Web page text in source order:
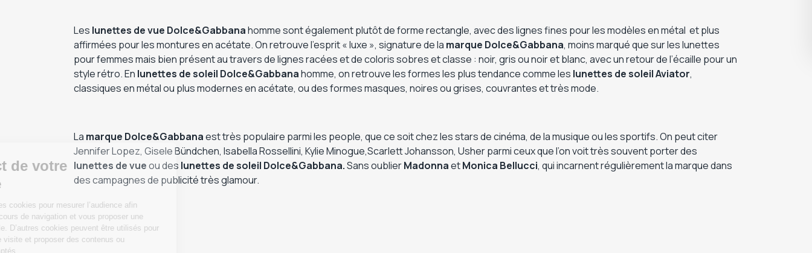
Les lunettes de vue Dolce&Gabbanahomme sont également plutôt de forme rectangle, avec des lignes fines pour les modèles en métal et plus
affirmées pour les montures en acétate. On retrouve l’esprit « luxe », signature de la marque Dolce&Gabbana, moins marqué que sur les lunettes
pour femmes mais bien présent au travers de lignes racées et de coloris sobres et classe : noir, gris ou noir et blanc, avec un retour de l’écaille pour un
style rétro. En lunettes de soleil Dolce&Gabbanahomme, on retrouve les formes les plus tendance comme les lunettes de soleil Aviator,
classiques en métal ou plus modernes en acétate, ou des formes masques, noires ou grises, couvrantes et très mode.
La marque Dolce&Gabbanaest très populaire parmi les people, que ce soit chez les stars de cinéma, de la musique ou les sportifs. On peut citer
Jennifer Lopez, Gisele Bündchen, Isabella Rossellini, Kylie Minogue,Scarlett Johansson, Usher parmi ceux que l’on voit très souvent porter des
lunettes de vueou des lunettes de soleil Dolce&Gabbana.Sans oublierMadonnaetMonica Bellucci, qui incarnent régulièrement la marque dans
des campagnes de publicité très glamour.